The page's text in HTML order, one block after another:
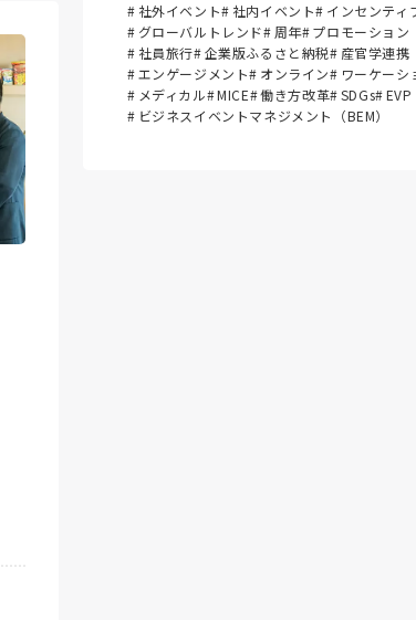
社外イベント 社内イベント
インセンティ
グローバルトレンド
周年 プロモーション
社員旅行 企業版ふるさと納税
産官学連携
エンゲージメント
オンライン
ワーケーシ
メディカル
MICE 働き方改革 SDGs EVP
ビジネスイベントマネジメント（BEM）